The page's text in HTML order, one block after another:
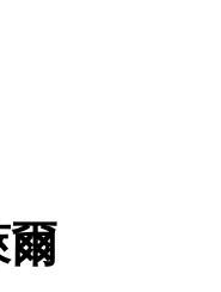
爾